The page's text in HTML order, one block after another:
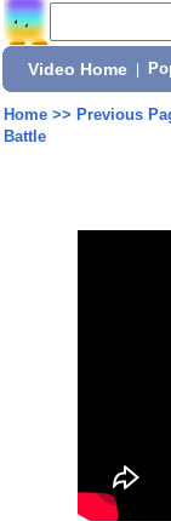
Video Home
Home>> Previous
Battle